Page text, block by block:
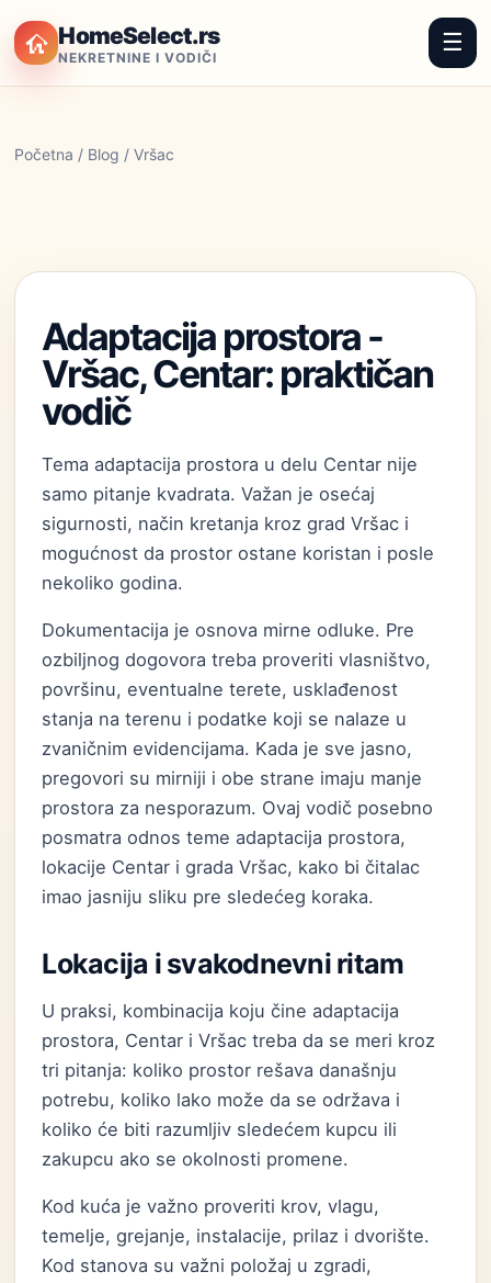
HomeSelect.rs
NEKRETNINE I VODIČI
☰
Početna / Blog / Vršac
Adaptacija prostora -
Vršac, Centar: praktičan
vodič
Tema adaptacija prostora u delu Centar nije
samo pitanje kvadrata. Važan je osećaj
sigurnosti, način kretanja kroz grad Vršac i
mogućnost da prostor ostane koristan i posle
nekoliko godina.
Dokumentacija je osnova mirne odluke. Pre
ozbiljnog dogovora treba proveriti vlasništvo,
površinu, eventualne terete, usklađenost
stanja na terenu i podatke koji se nalaze u
zvaničnim evidencijama. Kada je sve jasno,
pregovori su mirniji i obe strane imaju manje
prostora za nesporazum. Ovaj vodič posebno
posmatra odnos teme adaptacija prostora,
lokacije Centar i grada Vršac, kako bi čitalac
imao jasniju sliku pre sledećeg koraka.
Lokacija i svakodnevni ritam
U praksi, kombinacija koju čine adaptacija
prostora, Centar i Vršac treba da se meri kroz
tri pitanja: koliko prostor rešava današnju
potrebu, koliko lako može da se održava i
koliko će biti razumljiv sledećem kupcu ili
zakupcu ako se okolnosti promene.
Kod kuća je važno proveriti krov, vlagu,
temelje, grejanje, instalacije, prilaz i dvorište.
Kod stanova su važni položaj u zgradi,